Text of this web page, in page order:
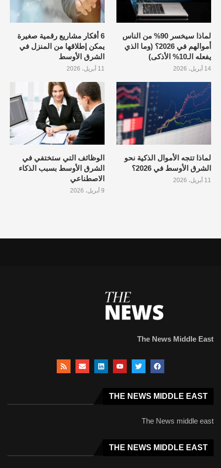
لماذا سيخسر 90% من الناس
أموالهم في 2026؟ (وما الذي
يفعله الـ10% الأذكى)
14 أبريل، 2026
6 أفكار مشاريع رقمية صغيرة
يمكن إطلاقها من المنزل في
الشرق الأوسط
11 أبريل، 2026
لماذا تتجه الأموال الذكية نحو
الشرق الأوسط في 2026؟
11 أبريل، 2026
الوظائف التي ستختفي في
الشرق الأوسط بسبب الذكاء
الاصطناعي
9 أبريل، 2026
The News Middle East
THE NEWS MIDDLE EAST
The News middle east
THE NEWS MIDDLE EAST